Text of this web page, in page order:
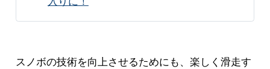
スノボの技術を向上させるためにも、楽しく滑走す